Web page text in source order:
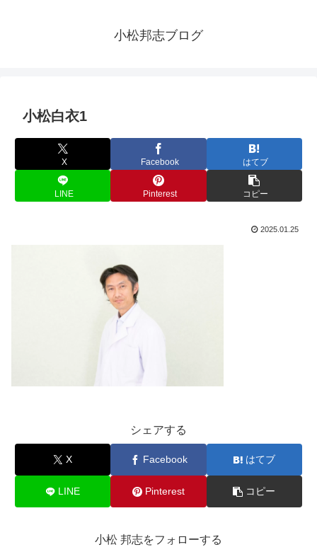
小松邦志ブログ
小松白衣1
X Facebook はてブ
LINE Pinterest コピー
2025.01.25
シェアする
X Facebook はてブ
LINE Pinterest コピー
小松 邦志をフォローする